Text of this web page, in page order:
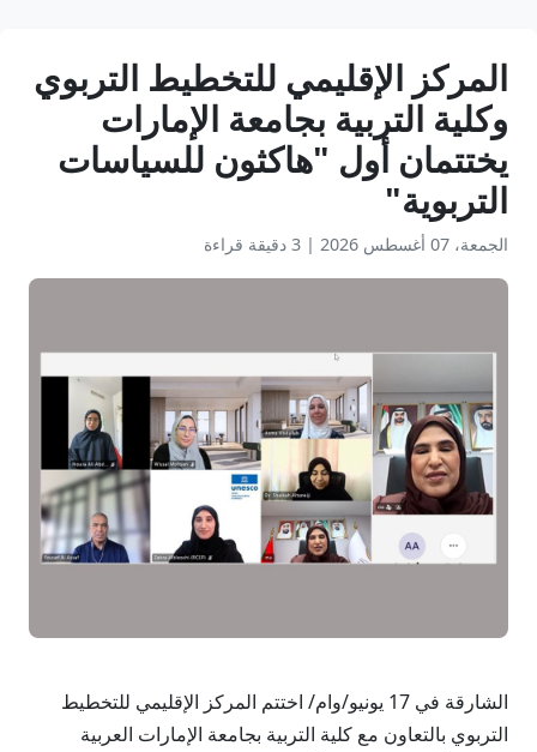
المركز الإقليمي للتخطيط التربوي
وكلية التربية بجامعة الإمارات
يختتمان أول "هاكثون للسياسات
التربوية"
الجمعة، 07 أغسطس 2026 | 3 دقيقة قراءة
الشارقة في 17 يونيو/وام/ اختتم المركز الإقليمي للتخطيط
التربوي بالتعاون مع كلية التربية بجامعة الإمارات العربية